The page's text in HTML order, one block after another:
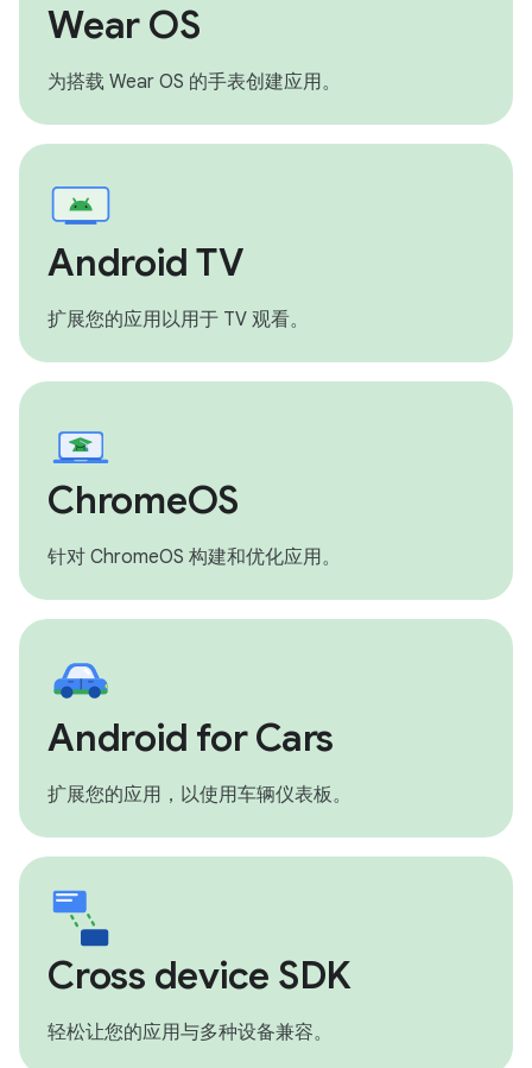
Wear OS
为搭载 Wear OS 的手表创建应用。
Android TV
扩展您的应用以用于 TV 观看。
ChromeOS
针对 ChromeOS 构建和优化应用。
Android for Cars
扩展您的应用，以使用车辆仪表板。
Cross device SDK
轻松让您的应用与多种设备兼容。